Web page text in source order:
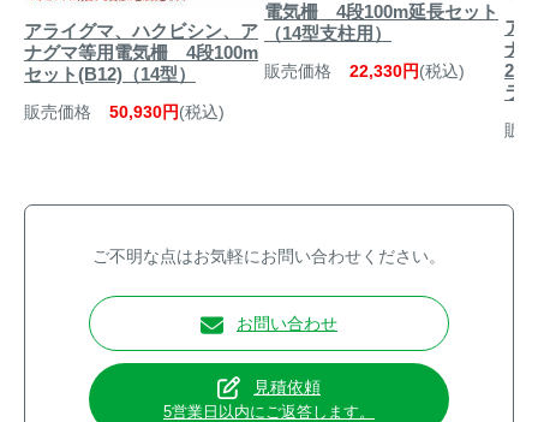
アライグマ、ハクビシン、ア
ナグマ等用電気柵 4段100m
セット(B12)（14型）
販売価格 50,930円(税込)
電気柵 4段100m延長セット
（14型支柱用）
販売価格 22,330円(税込)
ア
ナ
ラ
販
ご不明な点はお気軽にお問い合わせください。
お問い合わせ
見積依頼
5営業日以内にご返答します。